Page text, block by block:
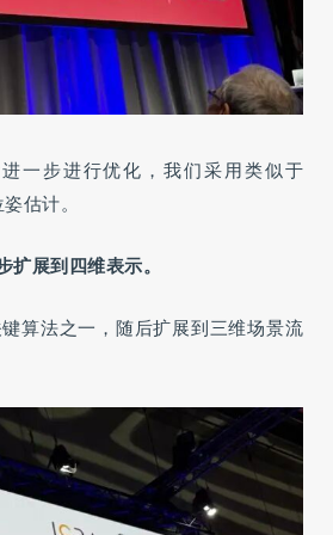
一步进行优化，我们采用类似于
估计。
展到四维表示。
算法之一，随后扩展到三维场景流